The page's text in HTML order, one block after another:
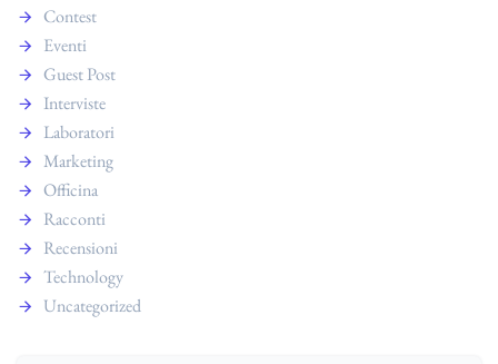
Contest
Eventi
Guest Post
Interviste
Laboratori
Marketing
Officina
Racconti
Recensioni
Technology
Uncategorized